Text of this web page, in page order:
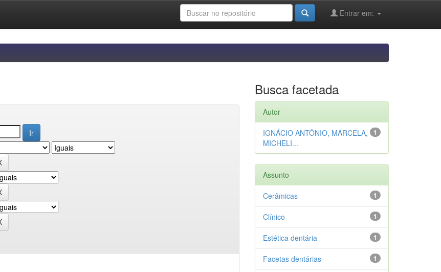
Entrar em:
Busca facetada
Autor
1
IGNÁCIO ANTÔNIO, MARCELA,
MICHELI...
Assunto
1
Cerâmicas
1
Clínico
1
Estética dentária
1
Facetas dentárias